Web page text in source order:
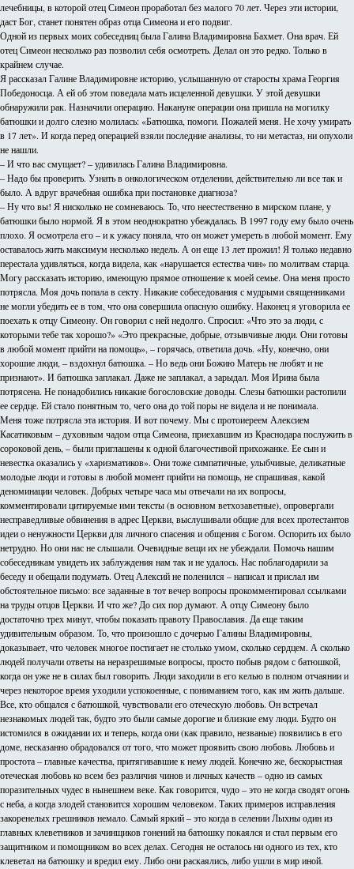
лечебницы, в которой отец Симеон проработал без малого 70 лет. Через эти истории,
даст Бог, станет понятен образ отца Симеона и его подвиг.
Одной из первых моих собеседниц была Галина Владимировна Бахмет. Она врач. Ей
отец Симеон несколько раз позволил себя осмотреть. Делал он это редко. Только в
крайнем случае.
Я рассказал Галине Владимировне историю, услышанную от старосты храма Георгия
Победоносца. А ей об этом поведала мать исцеленной девушки. У этой девушки
обнаружили рак. Назначили операцию. Накануне операции она пришла на могилку
батюшки и долго слезно молилась: «Батюшка, помоги. Пожалей меня. Не хочу умирать
в 17 лет». И когда перед операцией взяли последние анализы, то ни метастаз, ни опухоли
не нашли.
– И что вас смущает? – удивилась Галина Владимировна.
– Надо бы проверить. Узнать в онкологическом отделении, действительно ли все так и
было. А вдруг врачебная ошибка при постановке диагноза?
– Ну что вы! Я нисколько не сомневаюсь. То, что неестественно в мирском плане, у
батюшки было нормой. Я в этом неоднократно убеждалась. В 1997 году ему было очень
плохо. Я осмотрела его – и к ужасу поняла, что он может умереть в любой момент. Ему
оставалось жить максимум несколько недель. А он еще 13 лет прожил! Я только недавно
перестала удивляться, когда видела, как «нарушается естества чин» по молитвам старца.
Могу рассказать историю, имеющую прямое отношение к моей семье. Она меня просто
потрясла. Моя дочь попала в секту. Никакие собеседования с мудрыми священниками
не могли убедить ее в том, что она совершила опасную ошибку. Наконец я уговорила ее
поехать к отцу Симеону. Он говорил с ней недолго. Спросил: «Что это за люди, с
которыми тебе так хорошо?» «Это прекрасные, добрые, отзывчивые люди. Они готовы
в любой момент прийти на помощь», – горячась, ответила дочь. «Ну, конечно, они
хорошие люди, – вздохнул батюшка. – Но ведь они Божию Матерь не любят и не
признают». И батюшка заплакал. Даже не заплакал, а зарыдал. Моя Ирина была
потрясена. Не понадобились никакие богословские доводы. Слезы батюшки растопили
ее сердце. Ей стало понятным то, чего она до той поры не видела и не понимала.
Меня тоже потрясла эта история. И вот почему. Мы с протоиереем Алексием
Касатиковым – духовным чадом отца Симеона, приехавшим из Краснодара послужить в
сороковой день, – были приглашены к одной благочестивой прихожанке. Ее сын и
невестка оказались у «харизматиков». Они тоже симпатичные, улыбчивые, деликатные
молодые люди и готовы в любой момент прийти на помощь, не спрашивая, какой
деноминации человек. Добрых четыре часа мы отвечали на их вопросы,
комментировали цитируемые ими тексты (в основном ветхозаветные), опровергали
несправедливые обвинения в адрес Церкви, выслушивали общие для всех протестантов
идеи о ненужности Церкви для личного спасения и общения с Богом. Оспорить их было
нетрудно. Но они нас не слышали. Очевидные вещи их не убеждали. Помочь нашим
собеседникам увидеть их заблуждения нам так и не удалось. Нас поблагодарили за
беседу и обещали подумать. Отец Алексий не поленился – написал и прислал им
обстоятельное письмо: все заданные в тот вечер вопросы прокомментировал ссылками
на труды отцов Церкви. И что же? До сих пор думают. А отцу Симеону было
достаточно трех минут, чтобы показать правоту Православия. Да еще таким
удивительным образом. То, что произошло с дочерью Галины Владимировны,
доказывает, что человек многое постигает не столько умом, сколько сердцем. А сколько
людей получали ответы на неразрешимые вопросы, просто побыв рядом с батюшкой,
когда он уже не в силах был говорить. Люди заходили в его келью в полном отчаянии и
через некоторое время уходили успокоенные, с пониманием того, как им жить дальше.
Все, кто общался с батюшкой, чувствовали его отеческую любовь. Он встречал
незнакомых людей так, будто это были самые дорогие и близкие ему люди. Будто он
истомился в ожидании их и теперь, когда они (как правило, незваные) появились в его
доме, несказанно обрадовался от того, что может проявить свою любовь. Любовь и
простота – главные качества, притягивавшие к нему людей. Конечно же, бескорыстная
отеческая любовь ко всем без различия чинов и личных качеств – одно из самых
поразительных чудес в нынешнем веке. Как говорится, чудо – это не когда сводят огонь
с неба, а когда злодей становится хорошим человеком. Таких примеров исправления
закоренелых грешников немало. Самый яркий – это когда в селении Лыхны один из
главных клеветников и зачинщиков гонений на батюшку покаялся и стал первым его
защитником и помощником во всех делах. Сегодня не осталось ни одного из тех, кто
клеветал на батюшку и вредил ему. Либо они раскаялись, либо ушли в мир иной.